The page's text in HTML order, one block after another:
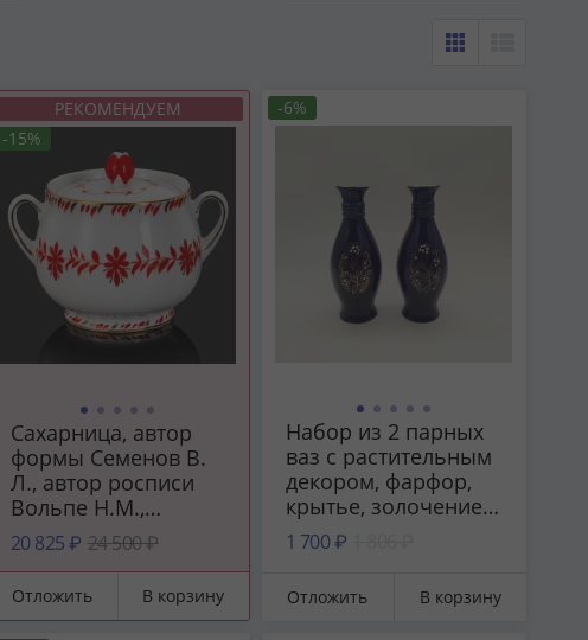
РЕКОМЕНДУЕМ
-15%
Сахарница, автор
формы Семенов В.
Л., автор росписи
Вольпе Н.М.,
фарфор, роспись,
золочение,
Ленинградский
фарфоровый завод
(ЛФЗ), фарфор,
20 825 ₽ 24 500 ₽
Отложить В корзину
-6%
Набор из 2 парных
ваз с растительным
декором, фарфор,
крытье, золочение,
роспись,
Бронницкий завод
изделий
1 700 ₽
Отложить В корзину